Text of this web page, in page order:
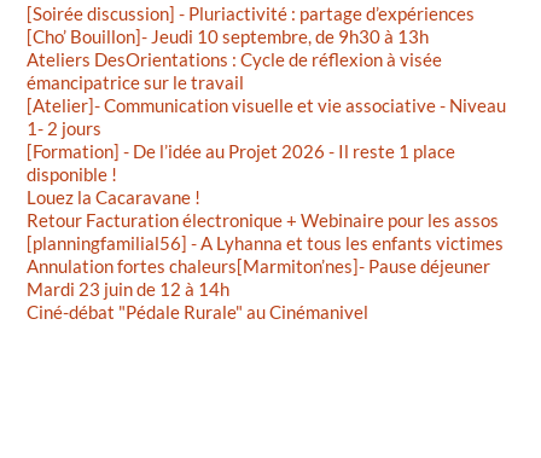
[Soirée discussion] - Pluriactivité : partage d’expériences
[Cho’ Bouillon]- Jeudi 10 septembre, de 9h30 à 13h
Ateliers DesOrientations : Cycle de réflexion à visée
émancipatrice sur le travail
[Atelier]- Communication visuelle et vie associative - Niveau
1- 2 jours
[Formation] - De l’idée au Projet 2026 - Il reste 1 place
disponible !
Louez la Cacaravane !
Retour Facturation électronique + Webinaire pour les assos
[planningfamilial56] - A Lyhanna et tous les enfants victimes
Annulation fortes chaleurs[Marmiton’nes]- Pause déjeuner
Mardi 23 juin de 12 à 14h
Ciné-débat "Pédale Rurale" au Cinémanivel